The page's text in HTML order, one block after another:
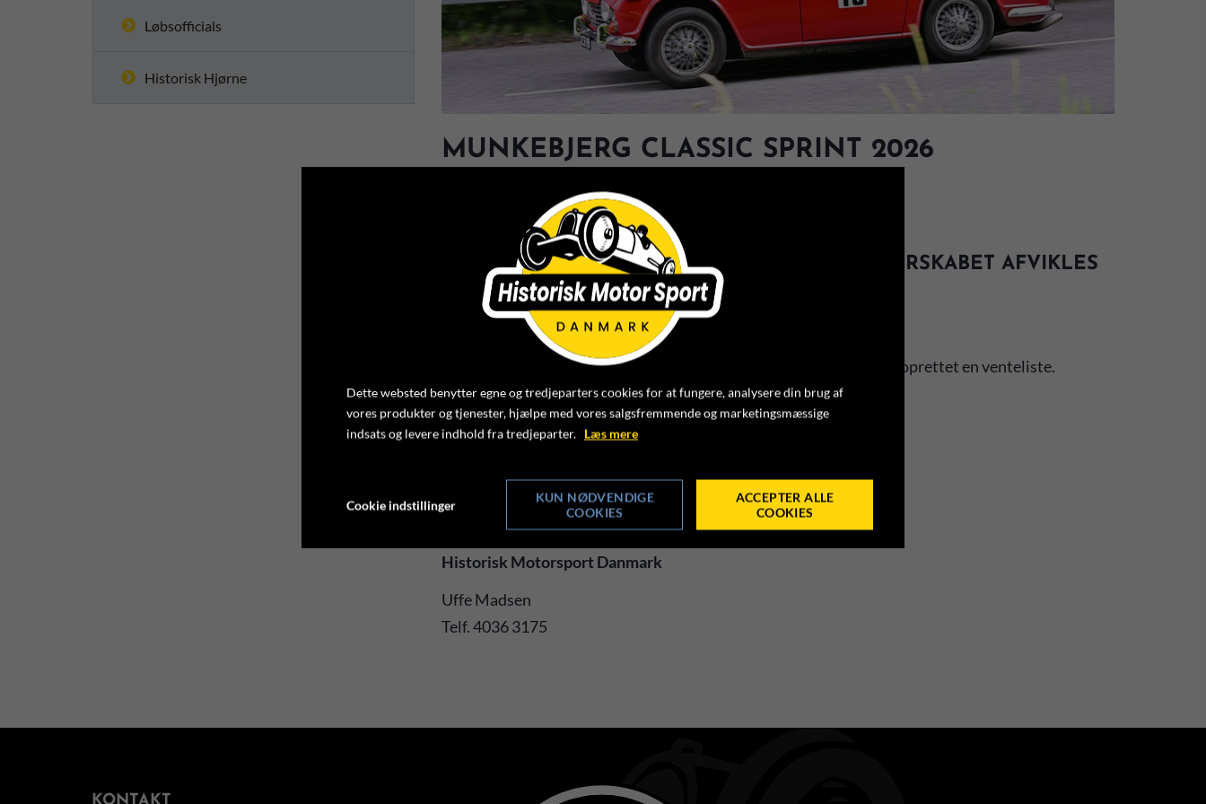
Løbsofficials
Historisk Hjørne
MUNKEBJERG CLASSIC SPRINT 2026
Foto: M. Eisenberg
FEMTE AFDELING AF HMS HILL CLIMB MESTERSKABET AFVIKLES
PÅ MUNKEBJERG I VEJLE
LØRDAG DEN 8. AUGUST 2026
Grundet overtegning er der lukket for tilmelding. Der er imidlertid oprettet en venteliste.
Klik ind og find alle relevante løbsinformationer på:
Med venlig hilsen
Historisk Motorsport Danmark
Uffe Madsen
Telf. 4036 3175
Dette websted benytter egne og tredjeparters cookies for at fungere, analysere din brug af
vores produkter og tjenester, hjælpe med vores salgsfremmende og marketingsmæssige
indsats og levere indhold fra tredjeparter. Læs mere
Cookie indstillinger
KUN NØDVENDIGE
COOKIES
ACCEPTER ALLE
COOKIES